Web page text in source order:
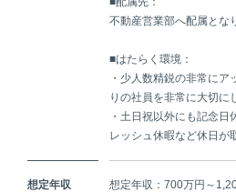
不動産営業部へ配属とな
■はたらく環境：
・少人数精鋭の非常にア
りの社員を非常に大切に
・土日祝以外にも記念
レッシュ休暇など休日が
想定年収 想定年収：700万円～